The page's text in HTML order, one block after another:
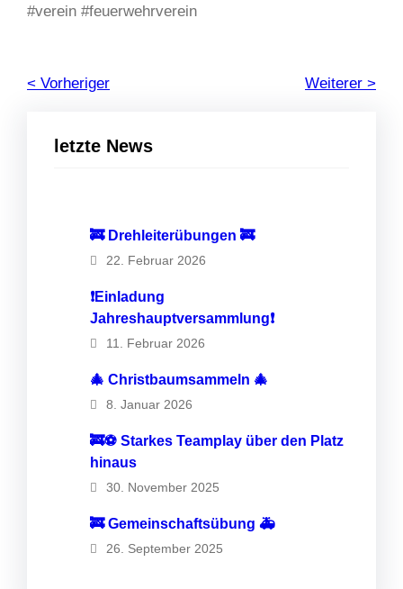
letzte News
🚒 Drehleiterübungen 🚒
22. Februar 2026
❗️Einladung
Jahreshauptversammlung❗️
11. Februar 2026
🎄 Christbaumsammeln 🎄
8. Januar 2026
🚒⚽️ Starkes Teamplay über den Platz
hinaus
30. November 2025
🚒 Gemeinschaftsübung 🚑
26. September 2025
#verein #feuerwehrverein
< Vorheriger Weiterer >